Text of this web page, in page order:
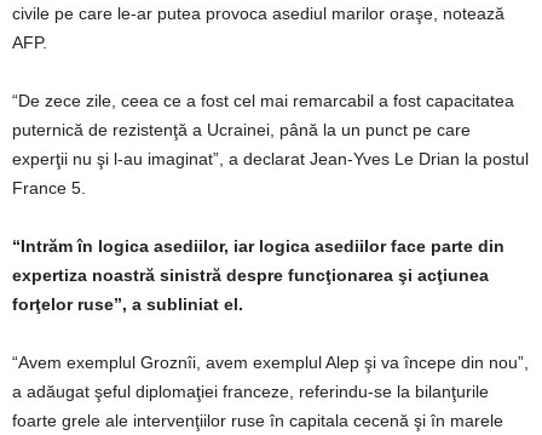
civile pe care le-ar putea provoca asediul marilor oraşe, notează
AFP.
“De zece zile, ceea ce a fost cel mai remarcabil a fost capacitatea
puternică de rezistenţă a Ucrainei, până la un punct pe care
experţii nu şi l-au imaginat”, a declarat Jean-Yves Le Drian la postul
France 5.
“Intrăm în logica asediilor, iar logica asediilor face parte din
expertiza noastră sinistră despre funcţionarea şi acţiunea
forţelor ruse”, a subliniat el.
“Avem exemplul Groznîi, avem exemplul Alep şi va începe din nou”,
a adăugat şeful diplomaţiei franceze, referindu-se la bilanţurile
foarte grele ale intervenţiilor ruse în capitala cecenă şi în marele